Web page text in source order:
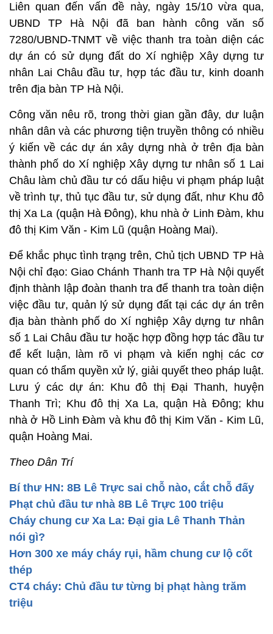
Liên quan đến vấn đề này, ngày 15/10 vừa qua,
UBND TP Hà Nội đã ban hành công văn số
7280/UBND-TNMT về việc thanh tra toàn diện các
dự án có sử dụng đất do Xí nghiệp Xây dựng tư
nhân Lai Châu đầu tư, hợp tác đầu tư, kinh doanh
trên địa bàn TP Hà Nội.
Công văn nêu rõ, trong thời gian gần đây, dư luận
nhân dân và các phương tiện truyền thông có nhiều
ý kiến về các dự án xây dựng nhà ở trên địa bàn
thành phố do Xí nghiệp Xây dựng tư nhân số 1 Lai
Châu làm chủ đầu tư có dấu hiệu vi phạm pháp luật
về trình tự, thủ tục đầu tư, sử dụng đất, như Khu đô
thị Xa La (quận Hà Đông), khu nhà ở Linh Đàm, khu
đô thị Kim Văn - Kim Lũ (quận Hoàng Mai).
Để khắc phục tình trạng trên, Chủ tịch UBND TP Hà
Nội chỉ đạo: Giao Chánh Thanh tra TP Hà Nội quyết
định thành lập đoàn thanh tra để thanh tra toàn diện
việc đầu tư, quản lý sử dụng đất tại các dự án trên
địa bàn thành phố do Xí nghiệp Xây dựng tư nhân
số 1 Lai Châu đầu tư hoặc hợp đồng hợp tác đầu tư
để kết luận, làm rõ vi phạm và kiến nghị các cơ
quan có thẩm quyền xử lý, giải quyết theo pháp luật.
Lưu ý các dự án: Khu đô thị Đại Thanh, huyện
Thanh Trì; Khu đô thị Xa La, quận Hà Đông; khu
nhà ở Hồ Linh Đàm và khu đô thị Kim Văn - Kim Lũ,
quận Hoàng Mai.
Theo Dân Trí
Bí thư HN: 8B Lê Trực sai chỗ nào, cắt chỗ đấy
Phạt chủ đầu tư nhà 8B Lê Trực 100 triệu
Cháy chung cư Xa La: Đại gia Lê Thanh Thản
nói gì?
Hơn 300 xe máy cháy rụi, hầm chung cư lộ cốt
thép
CT4 cháy: Chủ đầu tư từng bị phạt hàng trăm
triệu